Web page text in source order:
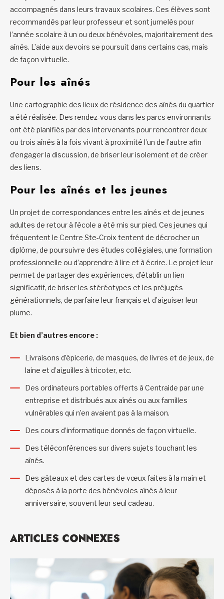
accompagnés dans leurs travaux scolaires. Ces élèves sont
recommandés par leur professeur et sont jumelés pour
l’année scolaire à un ou deux bénévoles, majoritairement des
aînés. L’aide aux devoirs se poursuit dans certains cas, mais
de façon virtuelle.
Pour les aînés
Une cartographie des lieux de résidence des aînés du quartier
a été réalisée. Des rendez-vous dans les parcs environnants
ont été planifiés par des intervenants pour rencontrer deux
ou trois aînés à la fois vivant à proximité l’un de l’autre afin
d’engager la discussion, de briser leur isolement et de créer
des liens.
Pour les aînés et les jeunes
Un projet de correspondances entre les aînés et de jeunes
adultes de retour à l’école a été mis sur pied. Ces jeunes qui
fréquentent le Centre Ste-Croix tentent de décrocher un
diplôme, de poursuivre des études collégiales, une formation
professionnelle ou d’apprendre à lire et à écrire. Le projet leur
permet de partager des expériences, d’établir un lien
significatif, de briser les stéréotypes et les préjugés
générationnels, de parfaire leur français et d’aiguiser leur
plume.
Et bien d’autres encore :
Livraisons d’épicerie, de masques, de livres et de jeux, de
laine et d’aiguilles à tricoter, etc.
Des ordinateurs portables offerts à Centraide par une
entreprise et distribués aux aînés ou aux familles
vulnérables qui n’en avaient pas à la maison.
Des cours d’informatique donnés de façon virtuelle.
Des téléconférences sur divers sujets touchant les
aînés.
Des gâteaux et des cartes de vœux faites à la main et
déposés à la porte des bénévoles aînés à leur
anniversaire, souvent leur seul cadeau.
ARTICLES CONNEXES